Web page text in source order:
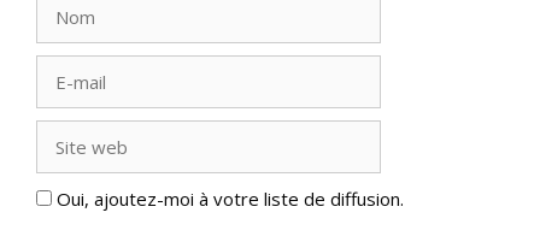
mail
web
Oui, ajoutez-moi à votre liste de diffusion.